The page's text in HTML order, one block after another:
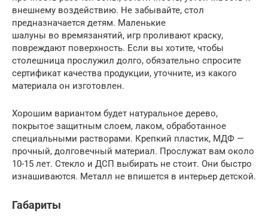
внешнему воздействию. Не забывайте, стол
предназначается детям. Маленькие
шалуны во времязанятий, игр проливают краску,
повреждают поверхность. Если вы хотите, чтобы
столешница прослужил долго, обязательно спросите
сертификат качества продукции, уточните, из какого
материала он изготовлен.
Хорошим вариантом будет натуральное дерево,
покрытое защитным слоем, лаком, обработанное
специальными растворами. Крепкий пластик, МДФ —
прочный, долговечный материал. Прослужат вам около
10-15 лет. Стекло и ДСП выбирать не стоит. Они быстро
изнашиваются. Металл не впишется в интерьер детской.
Габариты